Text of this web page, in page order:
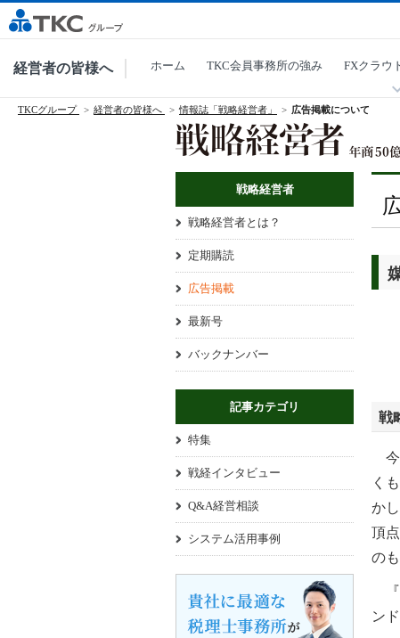
経営者の皆様へ ホーム TKC会員事務所の強み FXクラウ
TKCグループ 経営者の皆様へ 情報誌「戦略経営者」 広告掲載について
戦
今
く
か
頂
の
『
ン
戦略経営者
戦略経営者とは？
定期購読
広告掲載
最新号
バックナンバー
記事カテゴリ
特集
戦経インタビュー
Q&A経営相談
システム活用事例